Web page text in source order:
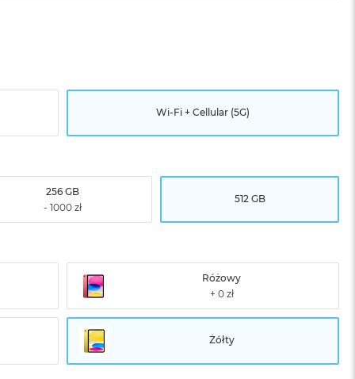
Wi-Fi + Cellular (5G)
256 GB
512 GB
Różowy
Żółty